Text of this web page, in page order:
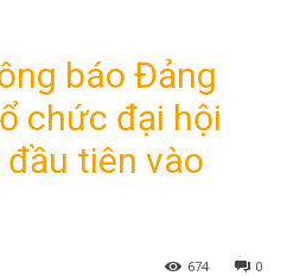
báo Đảng
chức đại hội
tiên vào
0
674